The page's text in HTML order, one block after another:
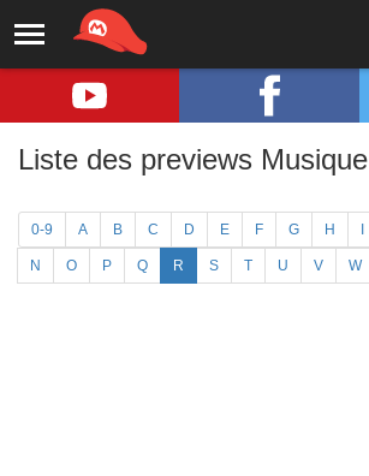
Liste des previews Musique
0-9 A B C D E F G H
N O P Q R S T U V W